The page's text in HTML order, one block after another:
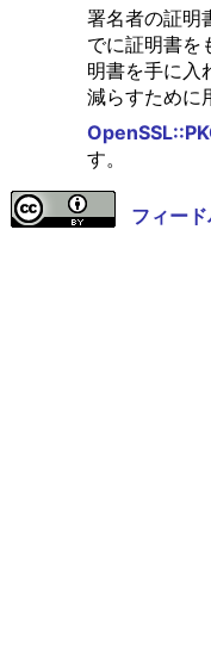
署名者の証明
でに証明書を
明書を手に入
減らすために
す。
フィー